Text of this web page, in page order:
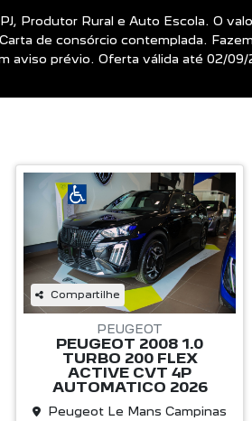
Produtor Rural e Auto Escola. O
de consórcio contemplada.
aviso prévio. Oferta válida até 02/
Compartilhe
PEUGEOT
PEUGEOT 2008 1.0
TURBO 200 FLEX
ACTIVE CVT 4P
AUTOMATICO 2026
Peugeot Le Mans Campinas